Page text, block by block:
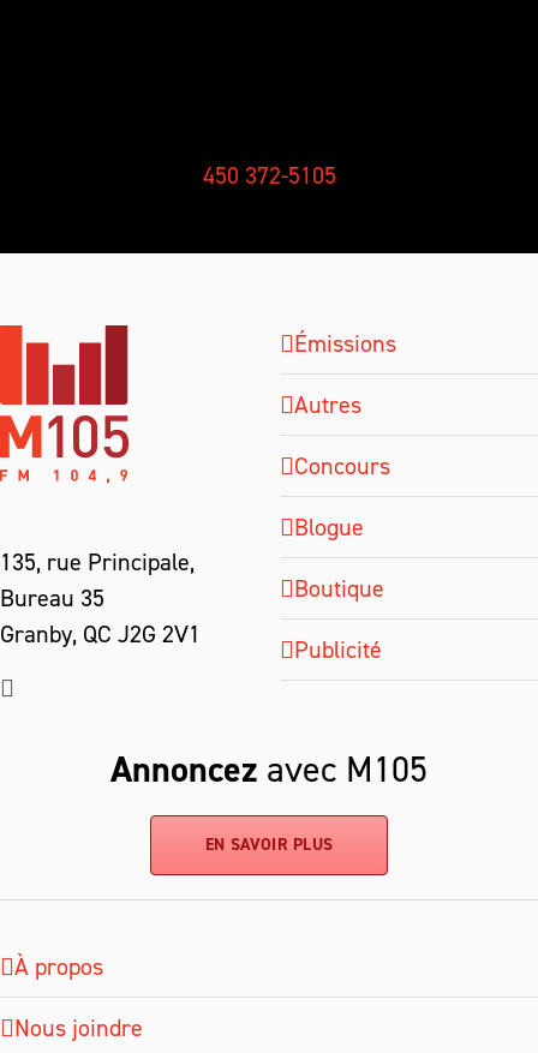
450 372-5105
135, rue Principale,
Bureau 35
Granby, QC J2G 2V1
Émissions
Autres
Concours
Blogue
Boutique
Publicité
Annoncez avec M105
EN SAVOIR PLUS
À propos
Nous joindre